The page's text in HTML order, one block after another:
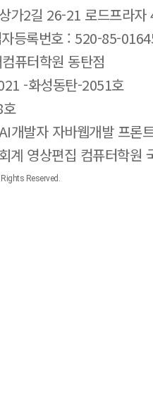
가2길 26-21 로드프라자
등록번호 : 520-85-
퓨터학원 동탄점
-화성동탄-2051호
개발자 자바웹개발 프론
계 영상편집 컴퓨터학원
Reserved.